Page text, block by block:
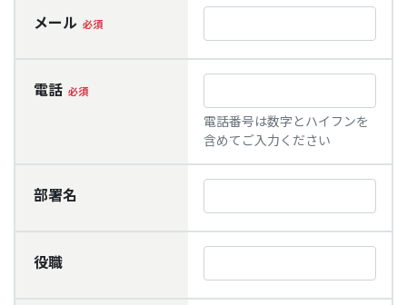
メール
電話
電話番号は数字とハイフンを
含めてご入力ください
部署名
役職